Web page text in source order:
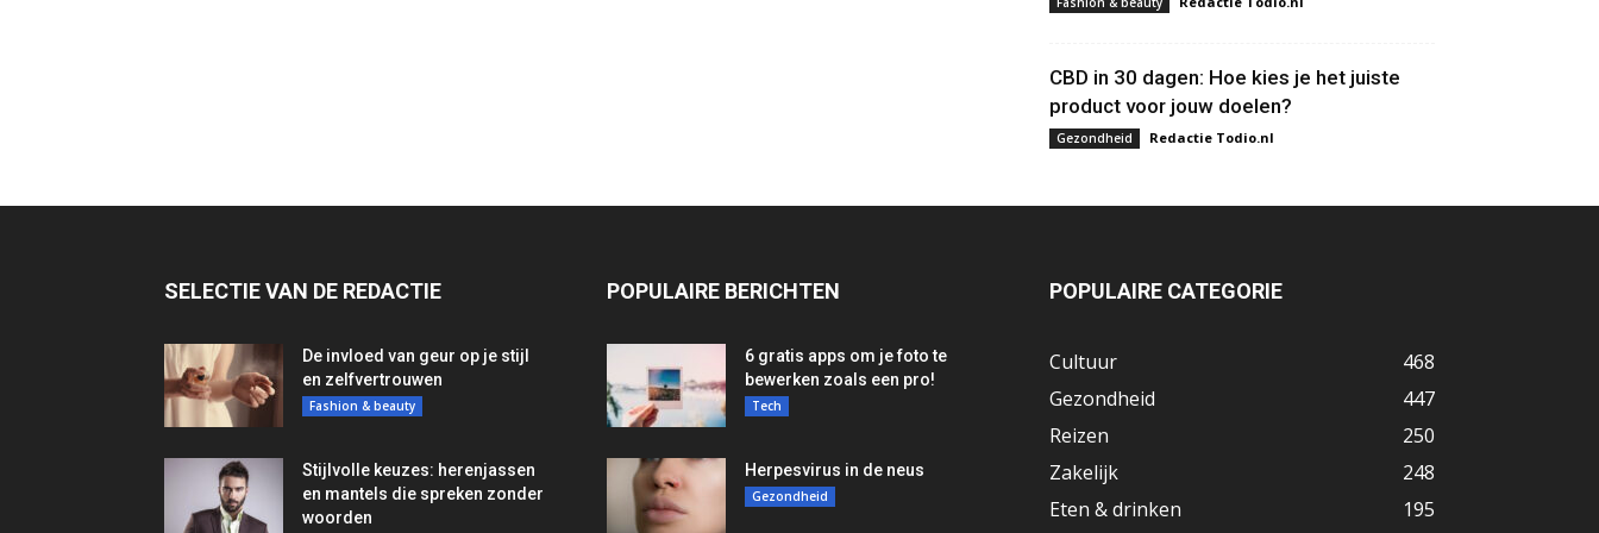
CBD in 30 dagen: Hoe kies je het juiste
product voor jouw doelen?
Gezondheid Redactie Todio.nl
SELECTIE VAN DE REDACTIE
De invloed van geur op je stijl
en zelfvertrouwen
Fashion & beauty
Stijlvolle keuzes: herenjassen
en mantels die spreken zonder
woorden
POPULAIRE BERICHTEN
6 gratis apps om je foto te
bewerken zoals een pro!
Tech
Herpesvirus in de neus
Gezondheid
POPULAIRE CATEGORIE
Cultuur
468
Gezondheid
447
Reizen
250
Zakelijk
248
Eten & drinken
195